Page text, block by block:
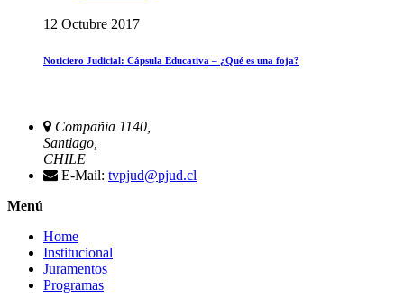
12 Octubre 2017
Noticiero Judicial: Cápsula Educativa – ¿Qué es una foja?
Compañia 1140,
Santiago,
CHILE
E-Mail: tvpjud@pjud.cl
Menú
Home
Institucional
Juramentos
Programas